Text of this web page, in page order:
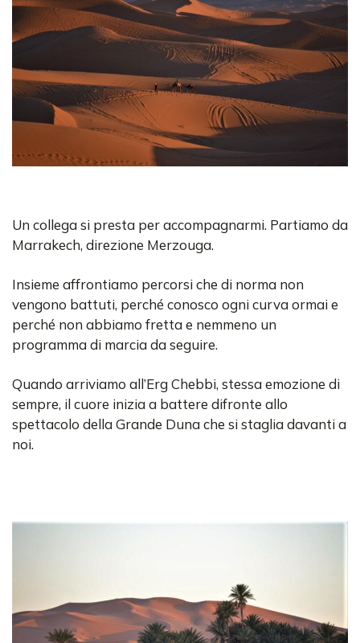
Un collega si presta per accompagnarmi. Partiamo da
Marrakech, direzione Merzouga.
Insieme affrontiamo percorsi che di norma non
vengono battuti, perché conosco ogni curva ormai e
perché non abbiamo fretta e nemmeno un
programma di marcia da seguire.
Quando arriviamo all’Erg Chebbi, stessa emozione di
sempre, il cuore inizia a battere difronte allo
spettacolo della Grande Duna che si staglia davanti a
noi.